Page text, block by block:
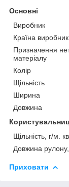
Основні
Виробник
Країна виробник
Призначення
матеріалу
Колір
Щільність
Ширина
Довжина
Щільність, г/м. кв.
Довжина
Приховати